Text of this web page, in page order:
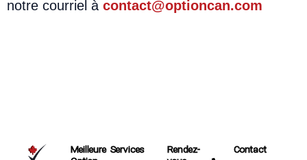
notre courriel à contact@optioncan.com
Meilleure Services
Rendez-
Contact